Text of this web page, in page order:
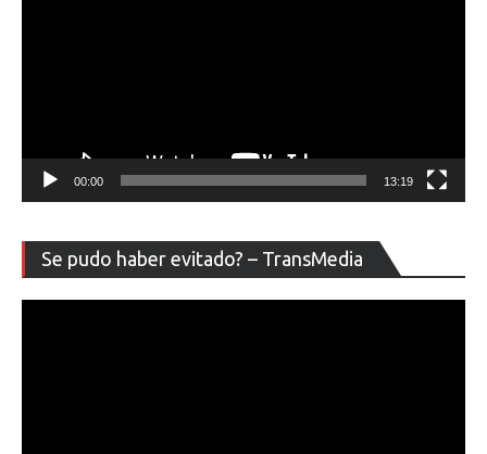
00:00 13:19
Se pudo haber evitado? – TransMedia
de